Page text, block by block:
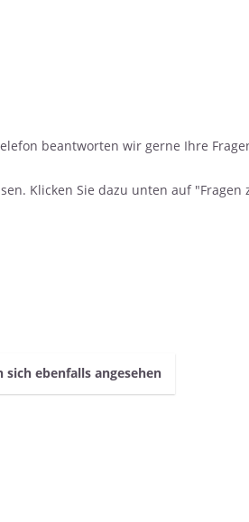
beantworten wir gerne Ihre
Klicken Sie dazu unten auf "Fragen
sich ebenfalls angesehen